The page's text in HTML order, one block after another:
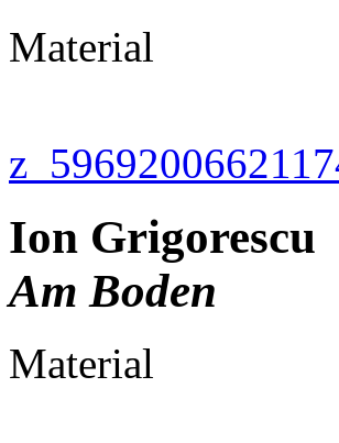
Material
Ion Grigorescu
Am Boden
Material